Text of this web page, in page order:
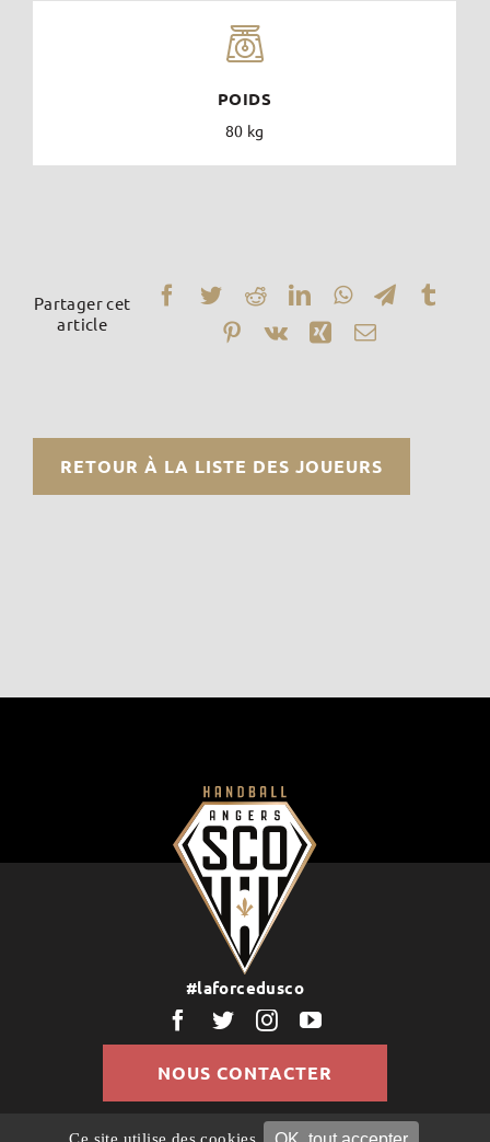
POIDS
80 kg
Partager cet
article
RETOUR À LA LISTE DES JOUEURS
#laforcedusco
NOUS CONTACTER